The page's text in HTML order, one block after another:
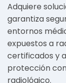
Adquiere
garantiza
entornos
expuestos a
certificados y
protección
radiológico.